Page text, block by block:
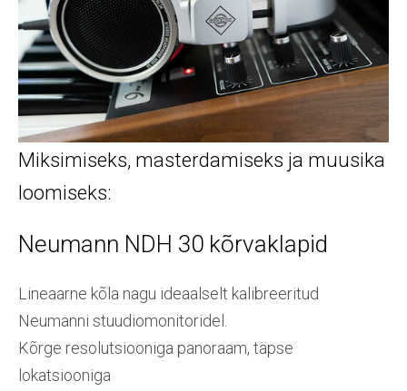
Miksimiseks, masterdamiseks ja muusika
loomiseks:
Neumann NDH 30 kõrvaklapid
Lineaarne kõla nagu ideaalselt kalibreeritud
Neumanni stuudiomonitoridel.
Kõrge resolutsiooniga panoraam, täpse
lokatsiooniga